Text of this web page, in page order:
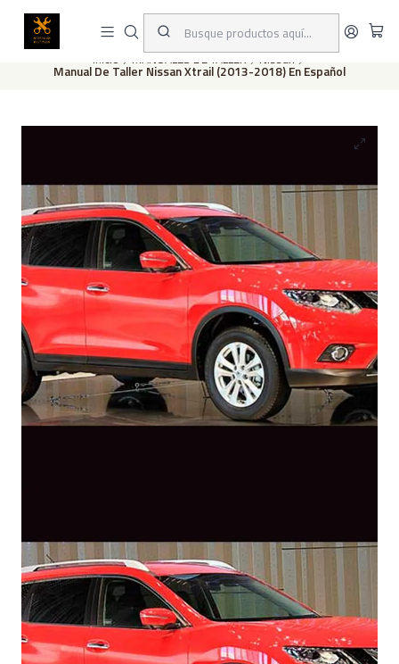
Este es el texto del slide
Inicio MANUALES DE TALLER Nissan
Manual De Taller Nissan Xtrail (2013-2018) En Español